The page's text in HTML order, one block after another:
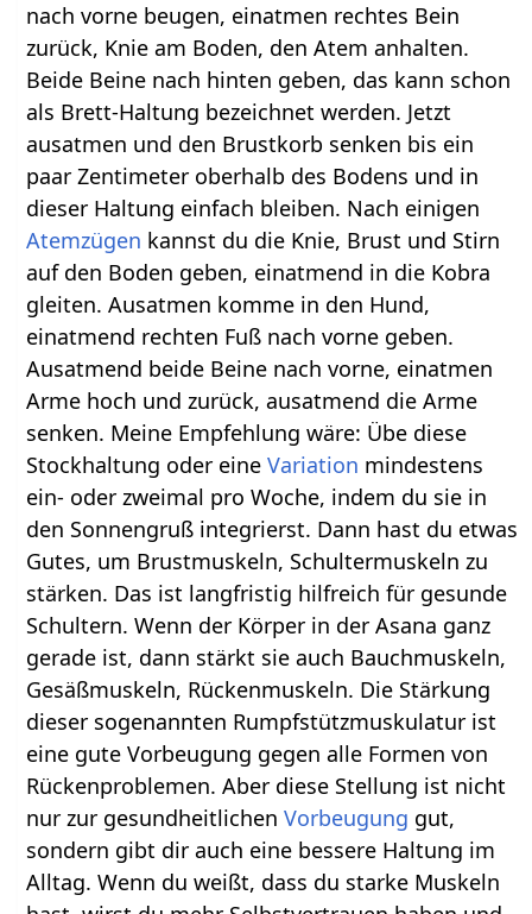
nach vorne beugen, einatmen rechtes Bein
zurück, Knie am Boden, den Atem anhalten.
Beide Beine nach hinten geben, das kann schon
als Brett-Haltung bezeichnet werden. Jetzt
ausatmen und den Brustkorb senken bis ein
paar Zentimeter oberhalb des Bodens und in
dieser Haltung einfach bleiben. Nach einigen
Atemzügen kannst du die Knie, Brust und Stirn
auf den Boden geben, einatmend in die Kobra
gleiten. Ausatmen komme in den Hund,
einatmend rechten Fuß nach vorne geben.
Ausatmend beide Beine nach vorne, einatmen
Arme hoch und zurück, ausatmend die Arme
senken. Meine Empfehlung wäre: Übe diese
Stockhaltung oder eineVariation mindestens
ein- oder zweimal pro Woche, indem du sie in
den Sonnengruß integrierst. Dann hast du etwas
Gutes, um Brustmuskeln, Schultermuskeln zu
stärken. Das ist langfristig hilfreich für gesunde
Schultern. Wenn der Körper in der Asana ganz
gerade ist, dann stärkt sie auch Bauchmuskeln,
Gesäßmuskeln, Rückenmuskeln. Die Stärkung
dieser sogenannten Rumpfstützmuskulatur ist
eine gute Vorbeugung gegen alle Formen von
Rückenproblemen. Aber diese Stellung ist nicht
nur zur gesundheitlichenVorbeugung gut,
sondern gibt dir auch eine bessere Haltung im
Alltag. Wenn du weißt, dass du starke Muskeln